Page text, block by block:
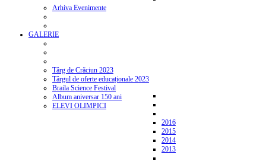
Arhiva Evenimente
GALERIE
Târg de Crăciun 2023
Târgul de oferte educaționale 2023
Braila Science Festival
Album aniversar 150 ani
ELEVI OLIMPICI
2016
2015
2014
2013